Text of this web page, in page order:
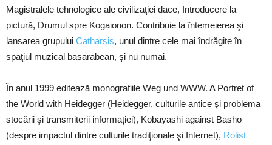
Magistralele tehnologice ale civilizaţiei dace, Introducere la
pictură, Drumul spre Kogaionon. Contribuie la întemeierea şi
lansarea grupului Catharsis, unul dintre cele mai îndrăgite în
spaţiul muzical basarabean, şi nu numai.
În anul 1999 editează monografiile Weg und WWW. A Portret of
the World with Heidegger (Heidegger, culturile antice şi problema
stocării şi transmiterii informaţiei), Kobayashi against Basho
(despre impactul dintre culturile tradiţionale şi Internet), Rolist